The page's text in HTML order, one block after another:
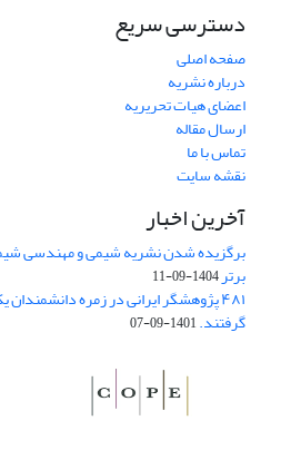
دسترسی سریع
صفحه اصلی
درباره نشریه
اعضای هیات تحریریه
ارسال مقاله
تماس با ما
نقشه سایت
آخرین اخبار
برگزیده شدن نشریه شیمی و مهندسی
برتر1404-09-11
۴۸۱ پژوهشگر ایرانی در زمره
گرفتند.1401-09-07